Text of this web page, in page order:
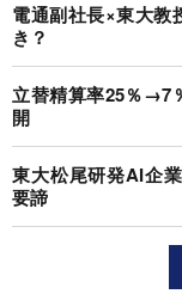
電通副社長×東大教
き？
立替精算率25％→7
開
東大松尾研発AI企
要諦